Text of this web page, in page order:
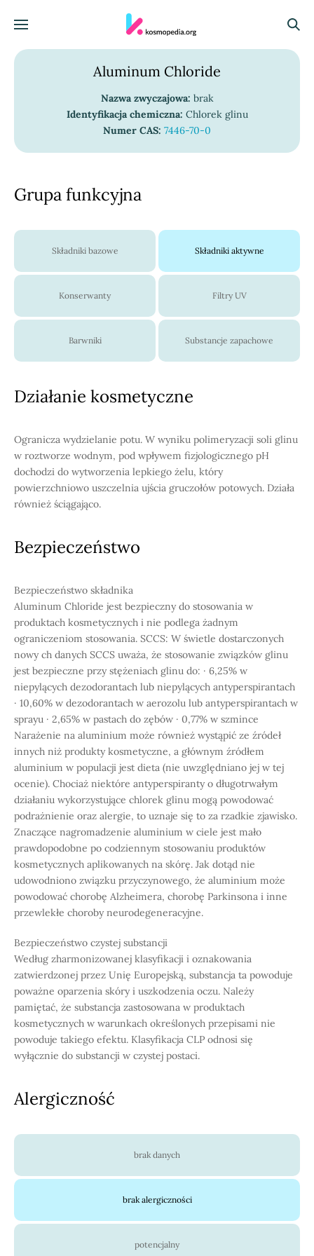
Menu
Aluminum Chloride
Nazwa zwyczajowa: brak
Identyfikacja chemiczna: Chlorek glinu
Numer CAS: 7446-70-0
Grupa funkcyjna
Składniki bazowe Składniki aktywne
Konserwanty Filtry UV
Barwniki Substancje zapachowe
Działanie kosmetyczne
Ogranicza wydzielanie potu. W wyniku polimeryzacji soli glinu
w roztworze wodnym, pod wpływem fizjologicznego pH
dochodzi do wytworzenia lepkiego żelu, który
powierzchniowo uszczelnia ujścia gruczołów potowych. Działa
również ściągająco.
Bezpieczeństwo
Bezpieczeństwo składnika
Aluminum Chloride jest bezpieczny do stosowania w
produktach kosmetycznych i nie podlega żadnym
ograniczeniom stosowania. SCCS: W świetle dostarczonych
nowy ch danych SCCS uważa, że stosowanie związków glinu
jest bezpieczne przy stężeniach glinu do: · 6,25% w
niepylących dezodorantach lub niepylących antyperspirantach
· 10,60% w dezodorantach w aerozolu lub antyperspirantach w
sprayu · 2,65% w pastach do zębów · 0,77% w szmince
Narażenie na aluminium może również wystąpić ze źródeł
innych niż produkty kosmetyczne, a głównym źródłem
aluminium w populacji jest dieta (nie uwzględniano jej w tej
ocenie). Chociaż niektóre antyperspiranty o długotrwałym
działaniu wykorzystujące chlorek glinu mogą powodować
podrażnienie oraz alergie, to uznaje się to za rzadkie zjawisko.
Znaczące nagromadzenie aluminium w ciele jest mało
prawdopodobne po codziennym stosowaniu produktów
kosmetycznych aplikowanych na skórę. Jak dotąd nie
udowodniono związku przyczynowego, że aluminium może
powodować chorobę Alzheimera, chorobę Parkinsona i inne
przewlekłe choroby neurodegeneracyjne.
Bezpieczeństwo czystej substancji
Według zharmonizowanej klasyfikacji i oznakowania
zatwierdzonej przez Unię Europejską, substancja ta powoduje
poważne oparzenia skóry i uszkodzenia oczu. Należy
pamiętać, że substancja zastosowana w produktach
kosmetycznych w warunkach określonych przepisami nie
powoduje takiego efektu. Klasyfikacja CLP odnosi się
wyłącznie do substancji w czystej postaci.
Alergiczność
brak danych
brak alergiczności
potencjalny